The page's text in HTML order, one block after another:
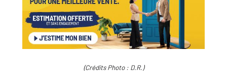
(Crédits Photo : D.R.)